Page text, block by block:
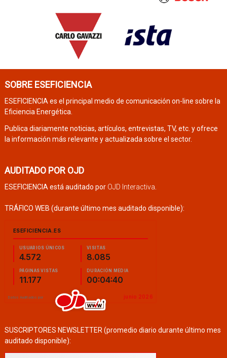
SOBRE ESEFICIENCIA
ESEFICIENCIA es el principal medio de comunicación on-line sobre la
Eficiencia Energética.
Publica diariamente noticias, artículos, entrevistas, TV, etc. y ofrece
la información más relevante y actualizada sobre el sector.
AUDITADO POR OJD
ESEFICIENCIA está auditado por OJD Interactiva.
TRÁFICO WEB (durante último mes auditado disponible):
SUSCRIPTORES NEWSLETTER (promedio diario durante último mes
auditado disponible):